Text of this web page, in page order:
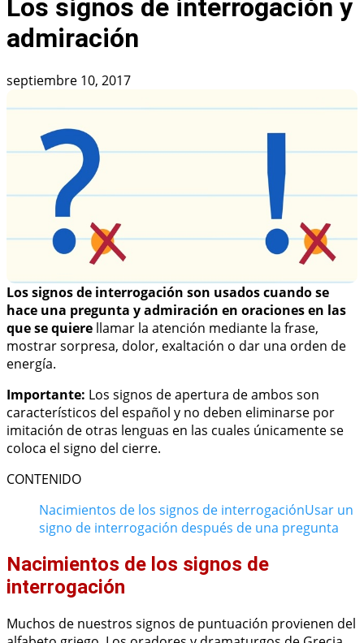
Los signos de interrogación y
admiración
septiembre 10, 2017
Los signos de interrogación son usados cuando se
hace una pregunta y admiración en oraciones en las
que se quiere llamar la atención mediante la frase,
mostrar sorpresa, dolor, exaltación o dar una orden de
energía.
Importante: Los signos de apertura de ambos son
característicos del español y no deben eliminarse por
imitación de otras lenguas en las cuales únicamente se
coloca el signo del cierre.
CONTENIDO
Nacimientos de los signos de interrogaciónUsar un
signo de interrogación después de una pregunta
Nacimientos de los signos de
interrogación
Muchos de nuestros signos de puntuación provienen del